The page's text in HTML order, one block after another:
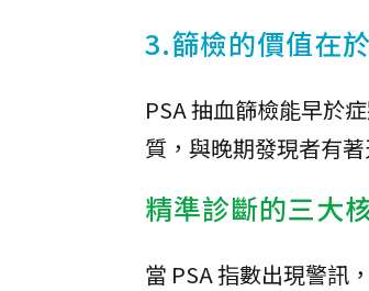
3.篩檢的價值在
PSA 抽血篩檢能早於
質，與晚期發現者有著
精準診斷的三大
當 PSA 指數出現警訊